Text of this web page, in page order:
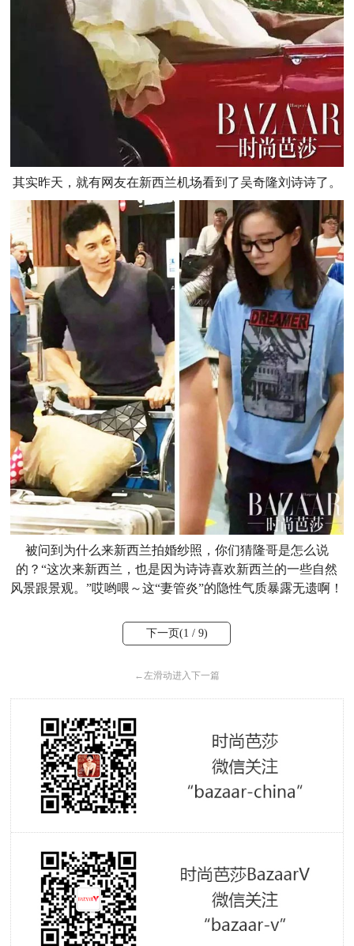
其实昨天，就有网友在新西兰机场看到了吴奇隆刘诗诗了。
被问到为什么来新西兰拍婚纱照，你们猜隆哥是怎么说
的？“这次来新西兰，也是因为诗诗喜欢新西兰的一些自然
风景跟景观。”哎哟喂～这“妻管炎”的隐性气质暴露无遗啊！
下一页(1 / 9)
←左滑动进入下一篇